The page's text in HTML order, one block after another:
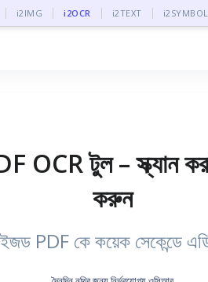
i2IMG i2OCR i2TEXT i2SYMBOL
টুল – স্ক্যান
করুন
PDF কে কয়েক সেকেন্ডে